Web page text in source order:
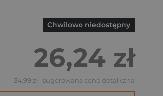
Chwilowo niedostępny
26,24 zł
34,99 zł - sugerowana cena detaliczna